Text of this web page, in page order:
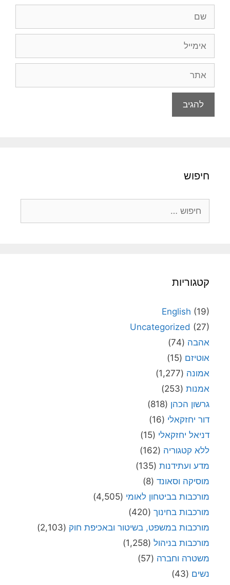
חיפוש
קטגוריות
English (19)
Uncategorized (27)
אהבה (74)
אוטיזם (15)
אמונה (1,277)
אמנות (253)
גרשון הכהן (818)
דור יחזקאלי (16)
דניאל יחזקאלי (15)
ללא קטגוריה (162)
מדע ועתידנות (135)
מוסיקה וסאונד (8)
מורכבות בביטחון לאומי (4,505)
מורכבות בחינוך (420)
מורכבות במשפט, בשיטור ובאכיפת חוק (2,103)
מורכבות בניהול (1,258)
משטרה וחברה (57)
נשים (43)